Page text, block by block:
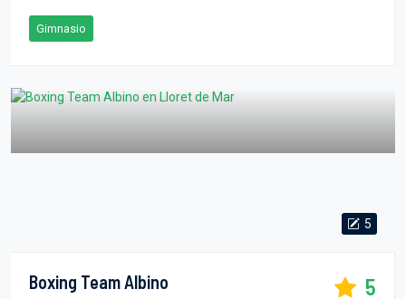
Gimnasio
5
Boxing Team Albino 5